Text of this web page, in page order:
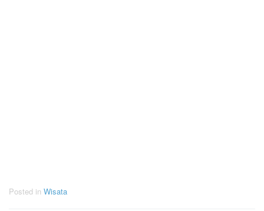
Posted in Wisata